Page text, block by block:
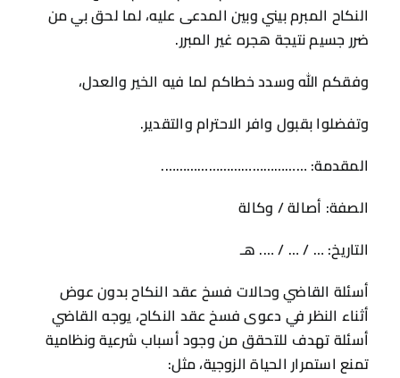
النكاح المبرم بيني وبين المدعى عليه، لما لحق بي من
ضرر جسيم نتيجة هجره غير المبرر.
وفقكم الله وسدد خطاكم لما فيه الخير والعدل،
وتفضلوا بقبول وافر الاحترام والتقدير.
المقدمة: ………………………………….
الصفة: أصالة / وكالة
التاريخ: … / … / …. هـ
أسئلة القاضي وحالات فسخ عقد النكاح بدون عوض
أثناء النظر في دعوى فسخ عقد النكاح، يوجه القاضي
أسئلة تهدف للتحقق من وجود أسباب شرعية ونظامية
تمنع استمرار الحياة الزوجية، مثل: